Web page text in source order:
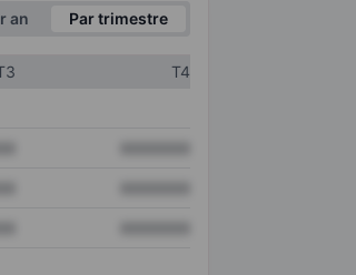
an Par trimestre
T4